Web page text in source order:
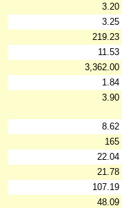
3.20
3.25
219.23
11.53
3,362.00
1.84
3.90
8.62
165
22.04
21.78
107.19
48.09